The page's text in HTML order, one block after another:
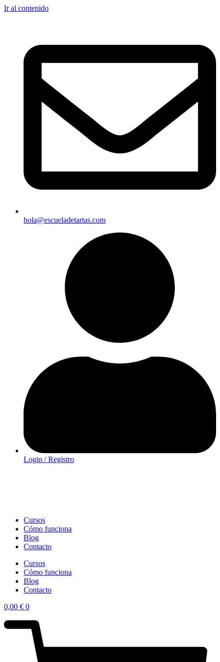
Ir al contenido
hola@escueladetartas.com
Login / Registro
Cursos
Cómo funciona
Blog
Contacto
Cursos
Cómo funciona
Blog
Contacto
0,00 € 0